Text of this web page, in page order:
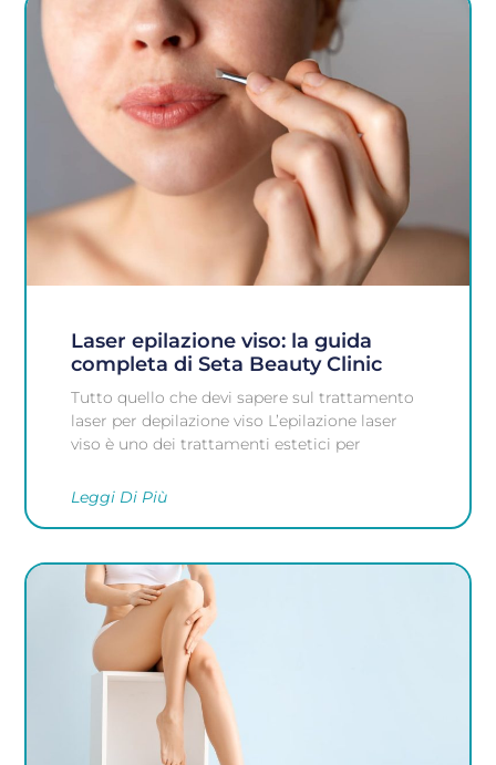
Laser epilazione viso: la guida
completa di Seta Beauty Clinic
Tutto quello che devi sapere sul trattamento
laser per depilazione viso L’epilazione laser
viso è uno dei trattamenti estetici per
Leggi Di Più